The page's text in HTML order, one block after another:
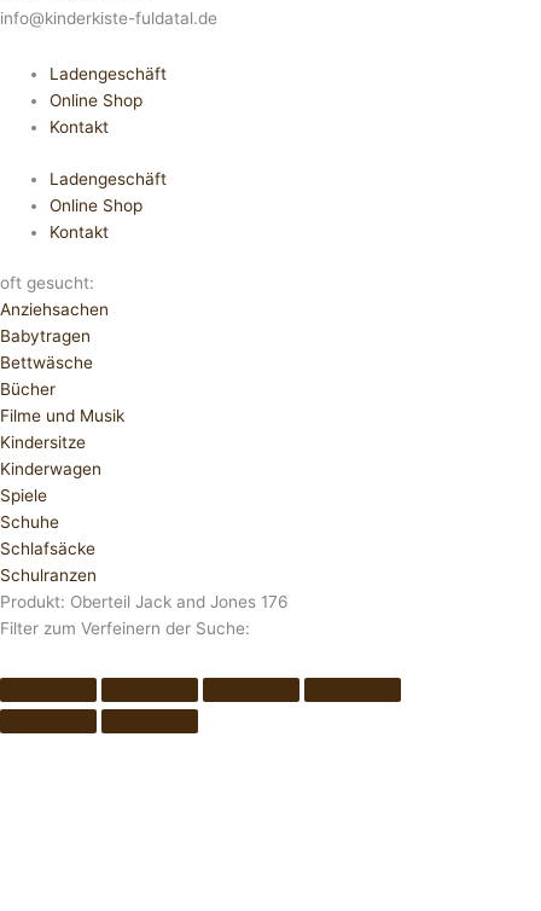
info@kinderkiste-fuldatal.de
Ladengeschäft
Online Shop
Kontakt
Ladengeschäft
Online Shop
Kontakt
oft gesucht:
Anziehsachen
Babytragen
Bettwäsche
Bücher
Filme und Musik
Kindersitze
Kinderwagen
Spiele
Schuhe
Schlafsäcke
Schulranzen
Produkt: Oberteil Jack and Jones 176
Filter zum Verfeinern der Suche: